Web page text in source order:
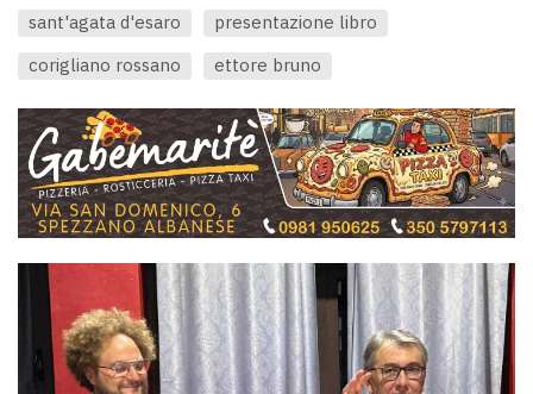
sant'agata d'esaro
presentazione libro
corigliano rossano
ettore bruno